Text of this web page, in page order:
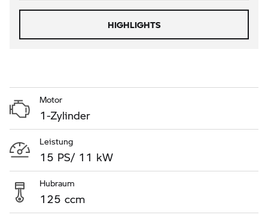
HIGHLIGHTS
Motor
1-Zylinder
Leistung
15 PS/ 11 kW
Hubraum
125 ccm